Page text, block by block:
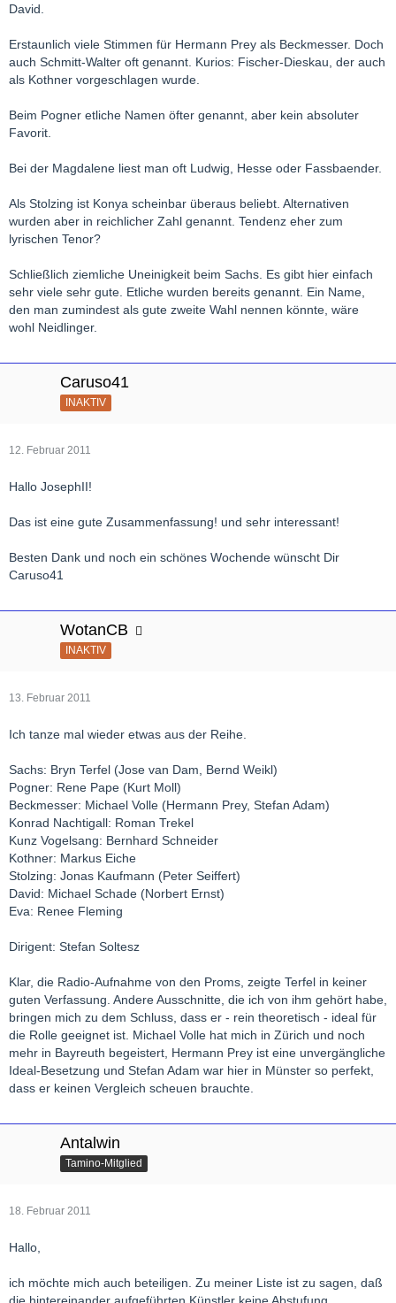
David.
Erstaunlich viele Stimmen für Hermann Prey als Beckmesser. Doch
auch Schmitt-Walter oft genannt. Kurios: Fischer-Dieskau, der auch
als Kothner vorgeschlagen wurde.
Beim Pogner etliche Namen öfter genannt, aber kein absoluter
Favorit.
Bei der Magdalene liest man oft Ludwig, Hesse oder Fassbaender.
Als Stolzing ist Konya scheinbar überaus beliebt. Alternativen
wurden aber in reichlicher Zahl genannt. Tendenz eher zum
lyrischen Tenor?
Schließlich ziemliche Uneinigkeit beim Sachs. Es gibt hier einfach
sehr viele sehr gute. Etliche wurden bereits genannt. Ein Name,
den man zumindest als gute zweite Wahl nennen könnte, wäre
wohl Neidlinger.
Caruso41
INAKTIV
12. Februar 2011
Hallo JosephII!
Das ist eine gute Zusammenfassung! und sehr interessant!
Besten Dank und noch ein schönes Wochende wünscht Dir
Caruso41
WotanCB
INAKTIV
13. Februar 2011
Ich tanze mal wieder etwas aus der Reihe.
Sachs: Bryn Terfel (Jose van Dam, Bernd Weikl)
Pogner: Rene Pape (Kurt Moll)
Beckmesser: Michael Volle (Hermann Prey, Stefan Adam)
Konrad Nachtigall: Roman Trekel
Kunz Vogelsang: Bernhard Schneider
Kothner: Markus Eiche
Stolzing: Jonas Kaufmann (Peter Seiffert)
David: Michael Schade (Norbert Ernst)
Eva: Renee Fleming
Dirigent: Stefan Soltesz
Klar, die Radio-Aufnahme von den Proms, zeigte Terfel in keiner
guten Verfassung. Andere Ausschnitte, die ich von ihm gehört habe,
bringen mich zu dem Schluss, dass er - rein theoretisch - ideal für
die Rolle geeignet ist. Michael Volle hat mich in Zürich und noch
mehr in Bayreuth begeistert, Hermann Prey ist eine unvergängliche
Ideal-Besetzung und Stefan Adam war hier in Münster so perfekt,
dass er keinen Vergleich scheuen brauchte.
Antalwin
Tamino-Mitglied
18. Februar 2011
Hallo,
ich möchte mich auch beteiligen. Zu meiner Liste ist zu sagen, daß
die hintereinander aufgeführten Künstler keine Abstufung